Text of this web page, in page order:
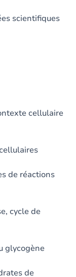
scientifiques
cellulaire
de réactions
cycle de
glycogène
de